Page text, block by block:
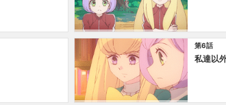
第6話
私達以